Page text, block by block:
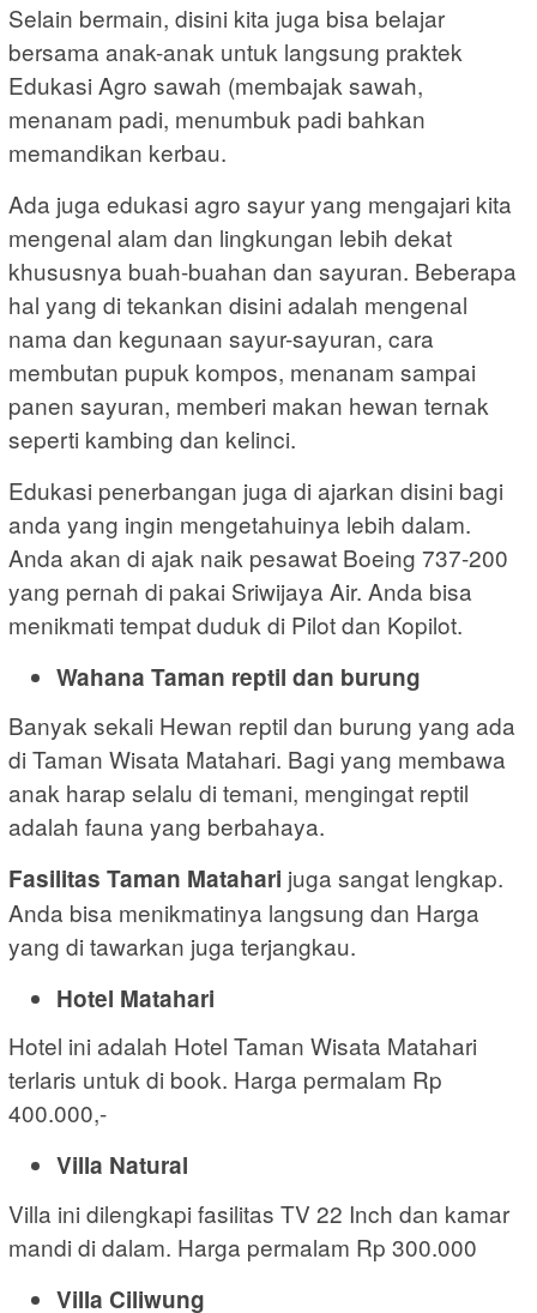
Selain bermain, disini kita juga bisa belajar
bersama anak-anak untuk langsung praktek
Edukasi Agro sawah (membajak sawah,
menanam padi, menumbuk padi bahkan
memandikan kerbau.
Ada juga edukasi agro sayur yang mengajari kita
mengenal alam dan lingkungan lebih dekat
khususnya buah-buahan dan sayuran. Beberapa
hal yang di tekankan disini adalah mengenal
nama dan kegunaan sayur-sayuran, cara
membutan pupuk kompos, menanam sampai
panen sayuran, memberi makan hewan ternak
seperti kambing dan kelinci.
Edukasi penerbangan juga di ajarkan disini bagi
anda yang ingin mengetahuinya lebih dalam.
Anda akan di ajak naik pesawat Boeing 737-200
yang pernah di pakai Sriwijaya Air. Anda bisa
menikmati tempat duduk di Pilot dan Kopilot.
Wahana Taman reptil dan burung
Banyak sekali Hewan reptil dan burung yang ada
di Taman Wisata Matahari. Bagi yang membawa
anak harap selalu di temani, mengingat reptil
adalah fauna yang berbahaya.
Fasilitas Taman Matahari juga sangat lengkap.
Anda bisa menikmatinya langsung dan Harga
yang di tawarkan juga terjangkau.
Hotel Matahari
Hotel ini adalah Hotel Taman Wisata Matahari
terlaris untuk di book. Harga permalam Rp
400.000,-
Villa Natural
Villa ini dilengkapi fasilitas TV 22 Inch dan kamar
mandi di dalam. Harga permalam Rp 300.000
Villa Ciliwung